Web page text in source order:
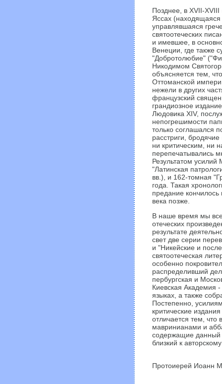
Позднее, в XVII-XVIII
Яссах
управлявшаяся
святоотеческих
и имевшее, в
Венеции, где также
"Добротолюбие"
Никодимом
объясняется тем,
Оттоманской
нежели в других
французский
грандиозное
Людовика XIV,
непогрешимости
только соглашался
расстриги,
ни критическим, ни
перепечатывались
Результатом
"Латинская
вв.), и 162-томная
года. Такая
предание кончилось
века позже.
В наше время мы
отеческих
результате
свет две серии
и "Никейские и
святоотеческая
особенно
распределивший
пербургская и
Киевская Академия
языках, а также
Постепенно,
критические
отличается тем, что
мавринианами и
содержащие данный
близкий к
Протоиерей Иоанн